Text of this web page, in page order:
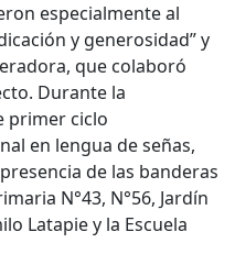
especialmente al
y generosidad” y
que colaboró
Durante la
primer ciclo
en lengua de señas,
de las banderas
N°43, N°56, Jardín
Latapie y la Escuela